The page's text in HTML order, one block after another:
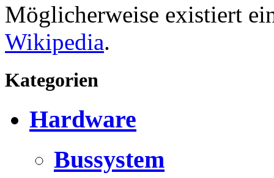
Möglicherweise existiert
Wikipedia.
Kategorien
Hardware
Bussystem